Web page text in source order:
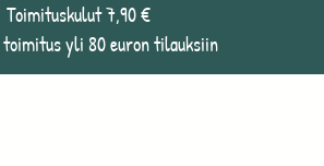
Toimituskulut 7,90 €
toimitus yli 80 euron tilauksiin